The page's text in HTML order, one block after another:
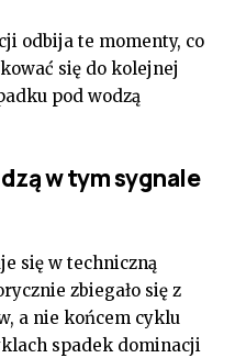
odbija te momenty, co
się do kolejnej
pod wodzą
w tym sygnale
się w techniczną
zbiegało się z
a nie końcem cyklu
spadek dominacji